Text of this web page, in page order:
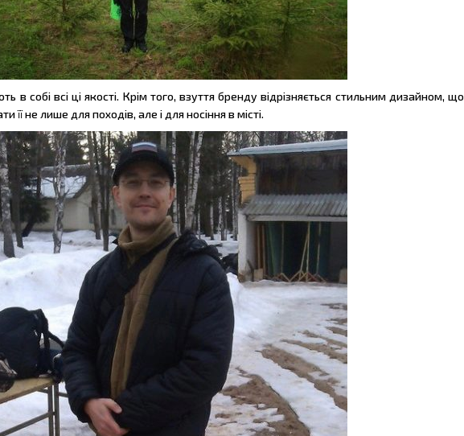
в собі всі ці якості. Крім того, взуття бренду відрізняється стильним дизайном, що
її не лише для походів, але і для носіння в місті.